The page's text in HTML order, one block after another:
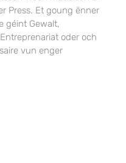
Press. Et goung ënner
géint Gewalt,
oder och
vun enger